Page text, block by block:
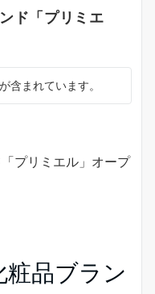
ド「プリミエ
含まれています。
品ブラン